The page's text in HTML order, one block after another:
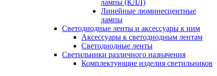
лампы (КЛЛ)
Линейные люминесцентные
лампы
Светодиодные ленты и аксессуары к ним
Аксессуары к светодиодным лентам
Светодиодные ленты
Светильники различного назначения
Комплектующие изделия светильников